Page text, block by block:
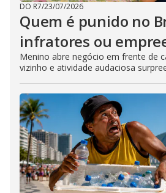
DO R7/23/07/2026
Quem é punido no
infratores ou
Menino abre negócio em frente de
vizinho e atividade audaciosa